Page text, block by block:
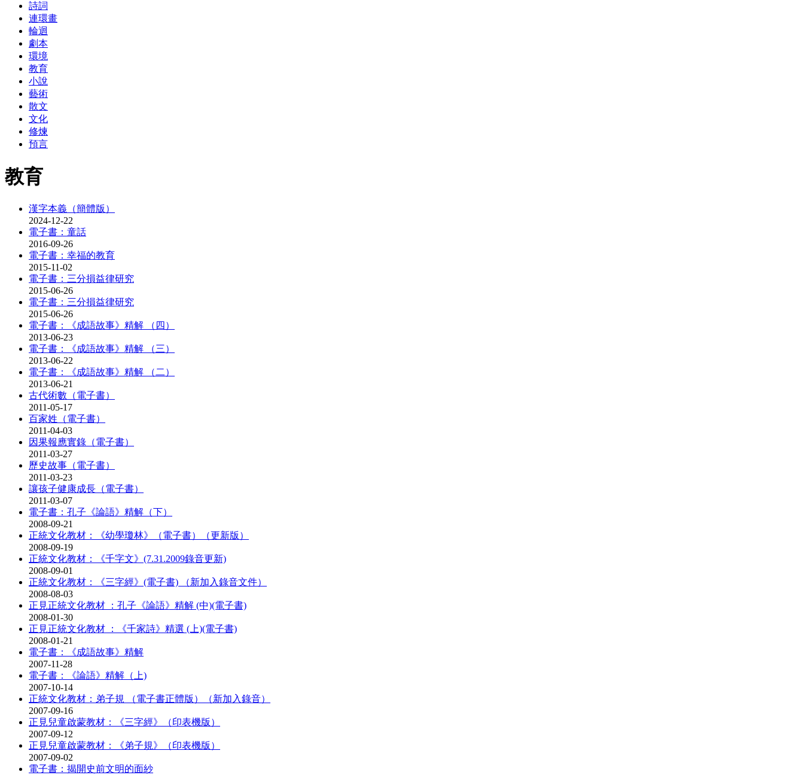
詩詞
連環畫
輪迴
劇本
環境
教育
小說
藝術
散文
文化
修煉
預言
教育
漢字本義（簡體版）
2024-12-22
電子書：童話
2016-09-26
電子書：幸福的教育
2015-11-02
電子書：三分損益律研究
2015-06-26
電子書：三分損益律研究
2015-06-26
電子書：《成語故事》精解 （四）
2013-06-23
電子書：《成語故事》精解 （三）
2013-06-22
電子書：《成語故事》精解 （二）
2013-06-21
古代術數（電子書）
2011-05-17
百家姓（電子書）
2011-04-03
因果報應實錄（電子書）
2011-03-27
歷史故事（電子書）
2011-03-23
讓孩子健康成長（電子書）
2011-03-07
電子書：孔子《論語》精解（下）
2008-09-21
正統文化教材：《幼學瓊林》（電子書）（更新版）
2008-09-19
正統文化教材：《千字文》(7.31.2009錄音更新)
2008-09-01
正統文化教材：《三字經》(電子書) （新加入錄音文件）
2008-08-03
正見正統文化教材 ：孔子《論語》精解 (中)(電子書)
2008-01-30
正見正統文化教材 ：《千家詩》精選 (上)(電子書)
2008-01-21
電子書：《成語故事》精解
2007-11-28
電子書：《論語》精解（上)
2007-10-14
正統文化教材：弟子規 （電子書正體版）（新加入錄音）
2007-09-16
正見兒童啟蒙教材：《三字經》（印表機版）
2007-09-12
正見兒童啟蒙教材：《弟子規》（印表機版）
2007-09-02
電子書：揭開史前文明的面紗